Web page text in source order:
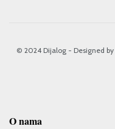
© 2024 Dijalog - Designed by
O nama